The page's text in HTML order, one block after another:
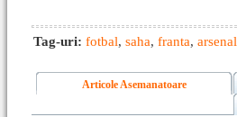
Tag-uri: fotbal, saha, franta, arsenal
Articole Asemanatoare